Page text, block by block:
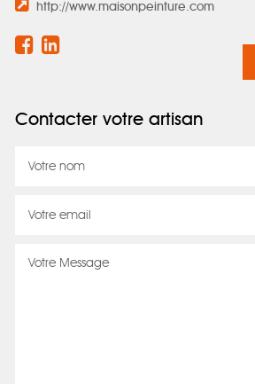
http://www.maisonpeinture.com
Contacter votre artisan